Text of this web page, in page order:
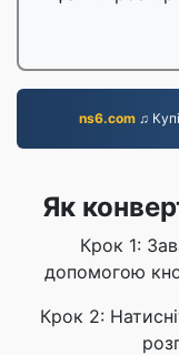
ns6.com♫
Як
Крок 1:
допомогою
Крок 2: